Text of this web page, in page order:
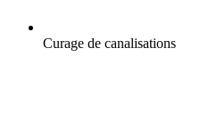
Curage de canalisations